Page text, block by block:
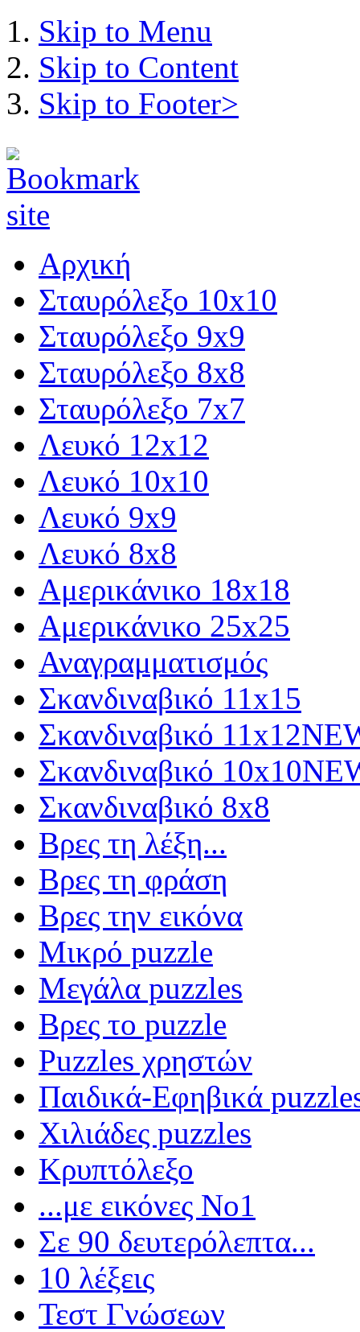
Skip to Menu
Skip to Content
Skip to Footer>
Αρχική
Σταυρόλεξο 10x10
Σταυρόλεξο 9x9
Σταυρόλεξο 8x8
Σταυρόλεξο 7x7
Λευκό 12x12
Λευκό 10x10
Λευκό 9x9
Λευκό 8x8
Αμερικάνικο 18x18
Αμερικάνικο 25x25
Αναγραμματισμός
Σκανδιναβικό 11x15
Σκανδιναβικό 11x12
Σκανδιναβικό 10x10
Σκανδιναβικό 8x8
Βρες τη λέξη...
Βρες τη φράση
Βρες την εικόνα
Μικρό puzzle
Μεγάλα puzzles
Βρες το puzzle
Puzzles χρηστών
Παιδικά-Εφηβικά
Χιλιάδες puzzles
Κρυπτόλεξο
...με εικόνες Νο1
Σε 90 δευτερόλεπτα...
10 λέξεις
Τεστ Γνώσεων